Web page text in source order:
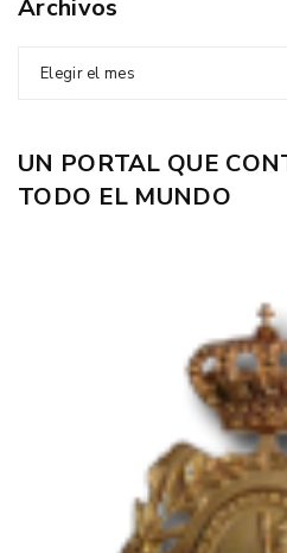
Archivos
Elegir el mes
UN PORTAL QUE
TODO EL MUNDO